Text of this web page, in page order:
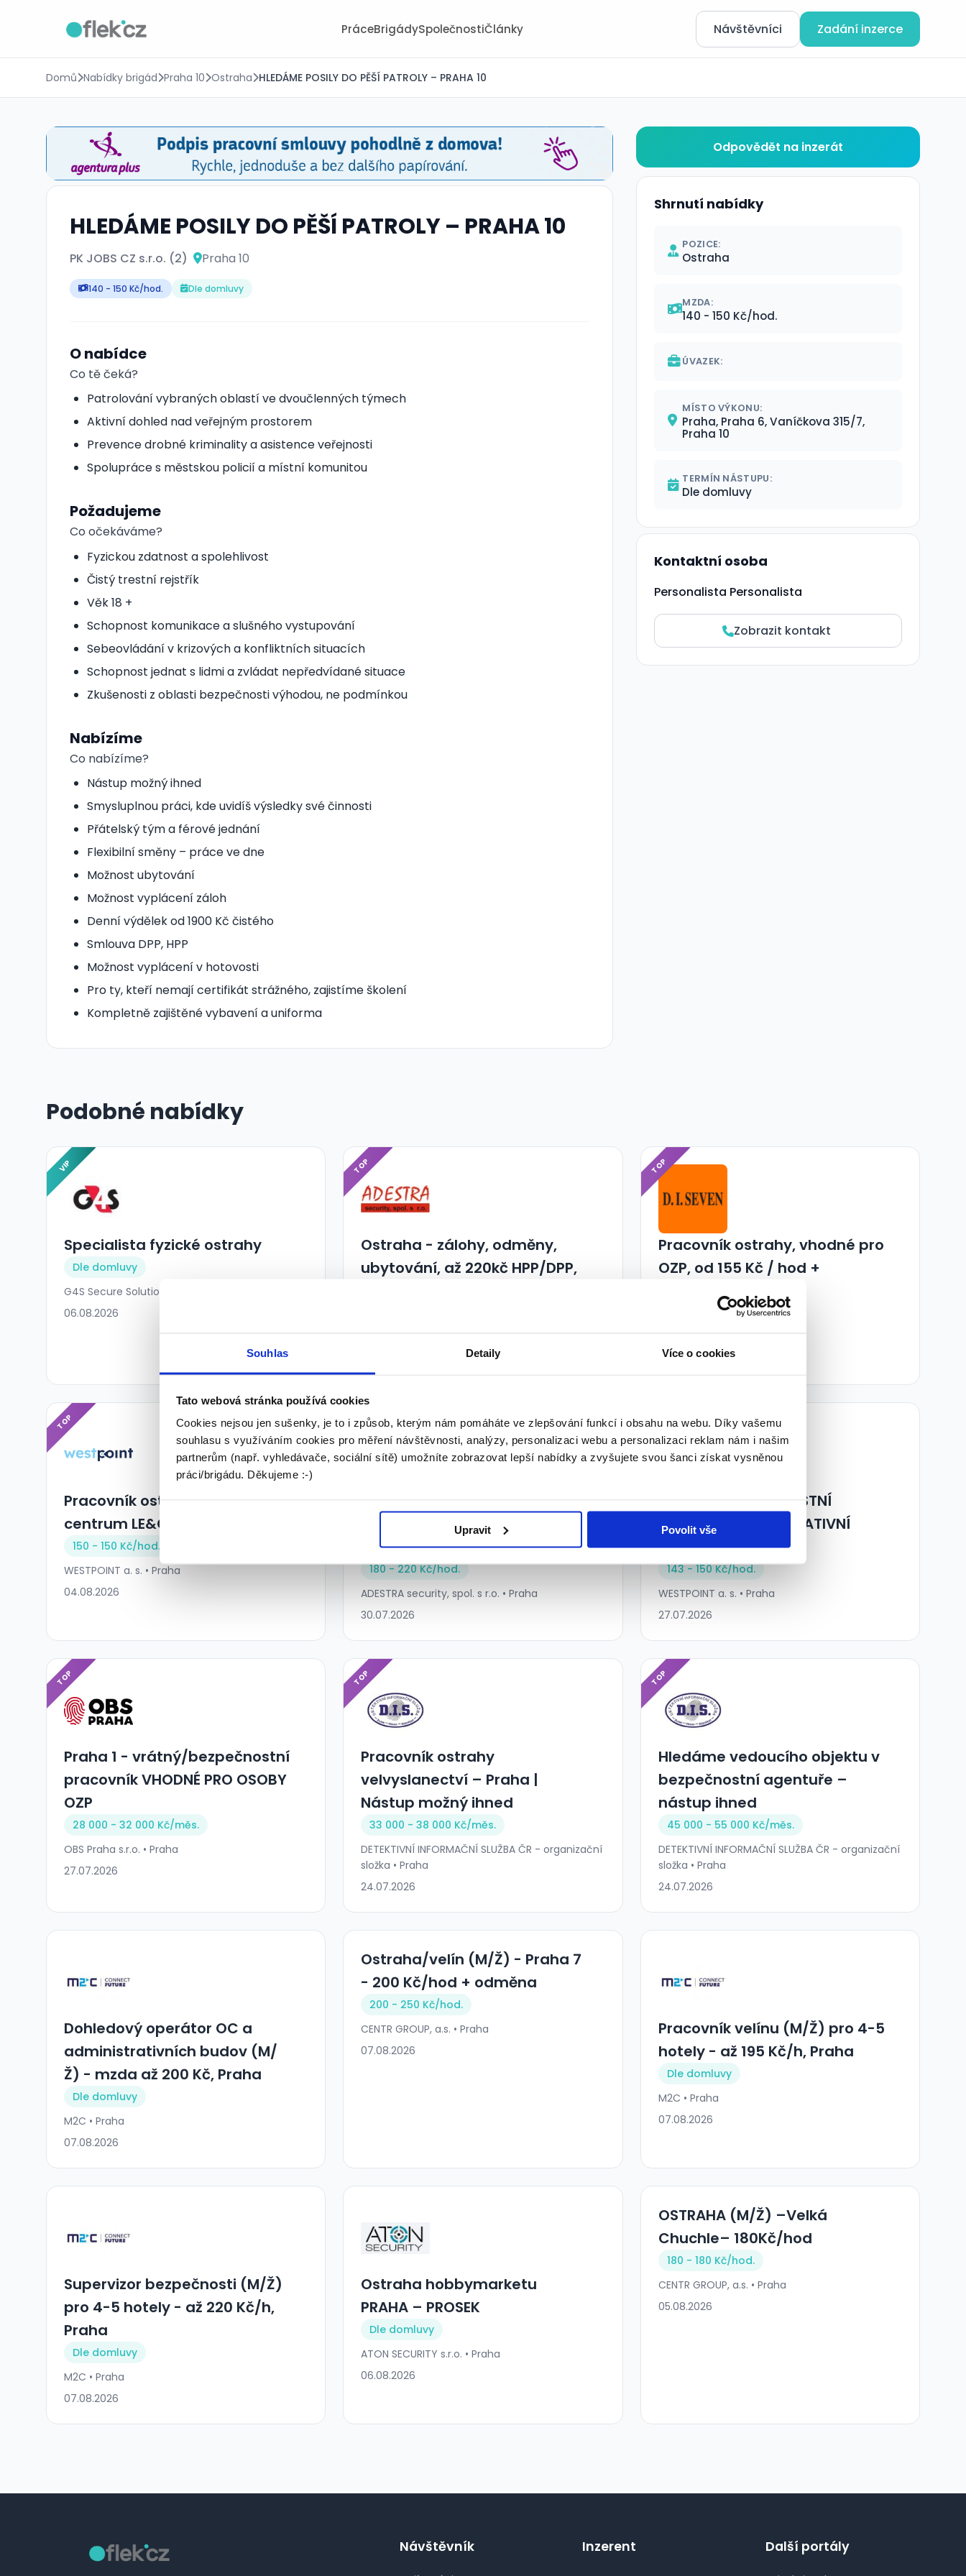
Souhlas Detaily Více o cookies
Tato webová stránka používá cookies
Cookies nejsou jen sušenky, je to i způsob, kterým nám pomáháte ve zlepšování funkcí i obsahu na webu. Díky vašemu
souhlasu s využíváním cookies pro měření návštěvnosti, analýzy, personalizaci webu a personalizaci reklam nám i našim
partnerům (např. vyhledávače, sociální sítě) umožníte zobrazovat lepší nabídky a zvyšujete svou šanci získat vysněnou
práci/brigádu. Děkujeme :-)
Upravit Povolit vše
PráceBrigádySpolečnostiČlánky Návštěvníci Zadání inzerce
Domů Nabídky brigád Praha 10 Ostraha HLEDÁME POSILY DO PĚŠÍ PATROLY – PRAHA 10
HLEDÁME POSILY DO PĚŠÍ PATROLY – PRAHA 10
PK JOBS CZ s.r.o. (2) Praha 10
140 - 150 Kč/hod. Dle domluvy
O nabídce
Co tě čeká?
Patrolování vybraných oblastí ve dvoučlenných týmech
Aktivní dohled nad veřejným prostorem
Prevence drobné kriminality a asistence veřejnosti
Spolupráce s městskou policií a místní komunitou
Požadujeme
Co očekáváme?
Fyzickou zdatnost a spolehlivost
Čistý trestní rejstřík
Věk 18 +
Schopnost komunikace a slušného vystupování
Sebeovládání v krizových a konfliktních situacích
Schopnost jednat s lidmi a zvládat nepředvídané situace
Zkušenosti z oblasti bezpečnosti výhodou, ne podmínkou
Nabízíme
Co nabízíme?
Nástup možný ihned
Smysluplnou práci, kde uvidíš výsledky své činnosti
Přátelský tým a férové jednání
Flexibilní směny – práce ve dne
Možnost ubytování
Možnost vyplácení záloh
Denní výdělek od 1900 Kč čistého
Smlouva DPP, HPP
Možnost vyplácení v hotovosti
Pro ty, kteří nemají certifikát strážného, zajistíme školení
Kompletně zajištěné vybavení a uniforma
Odpovědět na inzerát
Shrnutí nabídky
POZICE:
Ostraha
MZDA:
140 - 150 Kč/hod.
ÚVAZEK:
MÍSTO VÝKONU:
Praha, Praha 6, Vaníčkova 315/7,
Praha 10
TERMÍN NÁSTUPU:
Dle domluvy
Kontaktní osoba
Personalista Personalista
Zobrazit kontakt
Podobné nabídky
VIP
Specialista fyzické ostrahy
Dle domluvy
G4S Secure Solutions (CZ), a.s. • Praha
06.08.2026
TOP
Ostraha - zálohy, odměny,
ubytování, až 220kč HPP/DPP,
TOP
Pracovník ostrahy, vhodné pro
OZP, od 155 Kč / hod +
příplatky, odměny
155 - 160 Kč/ hod.
04.08.2026
TOP
Pracovník ostrahy – Logistické
centrum LE&CO
150 - 150 Kč/hod.
WESTPOINT a. s. • Praha
04.08.2026
TOP
ubytování, až 220kč HPP/DPP,
NÁSTUP IHNED
180 - 220 Kč/hod.
ADESTRA security, spol. s r.o. • Praha
30.07.2026
TOP
DISPEČER BEZPEČNOSTNÍ
SLUŽBY – ADMINISTRATIVNÍ
BUDOVY
143 - 150 Kč/hod.
WESTPOINT a. s. • Praha
27.07.2026
TOP
Praha 1 - vrátný/bezpečnostní
pracovník VHODNÉ PRO OSOBY
OZP
28 000 - 32 000 Kč/měs.
OBS Praha s.r.o. • Praha
27.07.2026
TOP
Pracovník ostrahy
velvyslanectví – Praha |
Nástup možný ihned
33 000 - 38 000 Kč/měs.
DETEKTIVNÍ INFORMAČNÍ SLUŽBA ČR - organizační
složka • Praha
24.07.2026
TOP
Hledáme vedoucího objektu v
bezpečnostní agentuře –
nástup ihned
45 000 - 55 000 Kč/měs.
DETEKTIVNÍ INFORMAČNÍ SLUŽBA ČR - organizační
složka • Praha
24.07.2026
Dohledový operátor OC a
administrativních budov (M/
Ž) - mzda až 200 Kč, Praha
Dle domluvy
M2C • Praha
07.08.2026
Ostraha/velín (M/Ž) - Praha 7
- 200 Kč/hod + odměna
200 - 250 Kč/hod.
CENTR GROUP, a.s. • Praha
07.08.2026
Pracovník velínu (M/Ž) pro 4-5
hotely - až 195 Kč/h, Praha
Dle domluvy
M2C • Praha
07.08.2026
Supervizor bezpečnosti (M/Ž)
pro 4-5 hotely - až 220 Kč/h,
Praha
Dle domluvy
M2C • Praha
07.08.2026
Ostraha hobbymarketu
PRAHA – PROSEK
Dle domluvy
ATON SECURITY s.r.o. • Praha
06.08.2026
OSTRAHA (M/Ž) –Velká
Chuchle– 180Kč/hod
180 - 180 Kč/hod.
CENTR GROUP, a.s. • Praha
05.08.2026
Návštěvník Inzerent Další portály